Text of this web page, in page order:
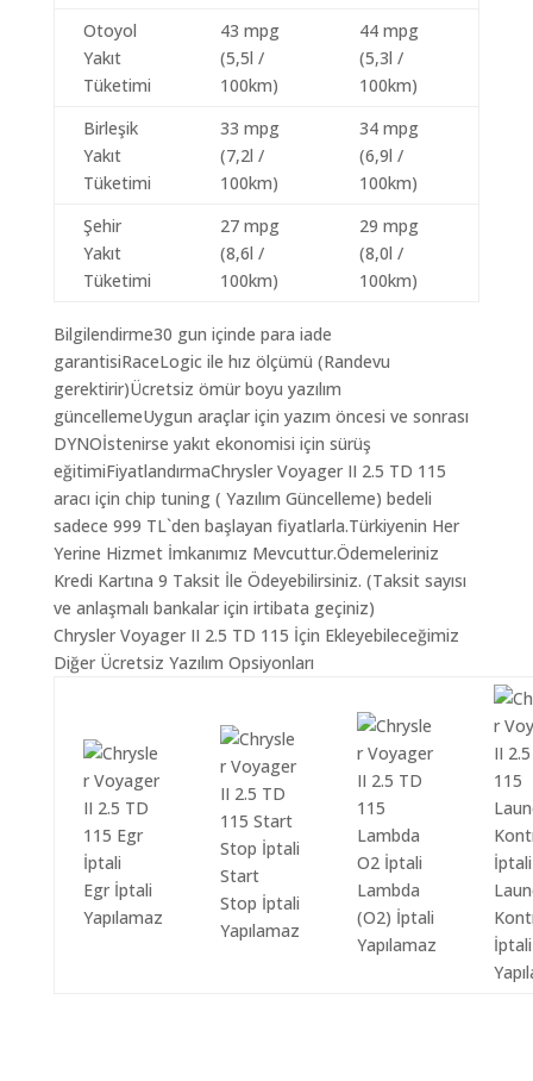
Otoyol
Yakıt
Tüketimi
43 mpg
(5,5l /
100km)
44 mpg
(5,3l /
100km)
Birleşik
Yakıt
Tüketimi
33 mpg
(7,2l /
100km)
34 mpg
(6,9l /
100km)
Şehir
Yakıt
Tüketimi
27 mpg
(8,6l /
100km)
29 mpg
(8,0l /
100km)
Bilgilendirme30 gun içinde para iade
garantisiRaceLogic ile hız ölçümü (Randevu
gerektirir)Ücretsiz ömür boyu yazılım
güncellemeUygun araçlar için yazım öncesi ve sonrası
DYNOİstenirse yakıt ekonomisi için sürüş
eğitimiFiyatlandırmaChrysler Voyager II 2.5 TD 115
aracı için chip tuning ( Yazılım Güncelleme) bedeli
sadece 999 TL`den başlayan fiyatlarla.Türkiyenin Her
Yerine Hizmet İmkanımız Mevcuttur.Ödemeleriniz
Kredi Kartına 9 Taksit İle Ödeyebilirsiniz. (Taksit sayısı
ve anlaşmalı bankalar için irtibata geçiniz)
Chrysler Voyager II 2.5 TD 115 İçin Ekleyebileceğimiz
Diğer Ücretsiz Yazılım Opsiyonları
Egr İptali
Yapılamaz
Start
Stop İptali
Yapılamaz
Lambda
(O2) İptali
Yapılamaz
İptali